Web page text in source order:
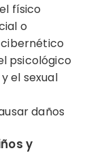
físico
o
psicológico
el sexual
daños
y